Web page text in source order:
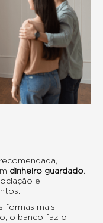
dinheiro guardado.
e
formas mais
o banco faz o